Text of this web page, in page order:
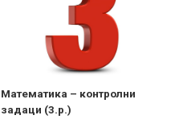
Математика – контролни
задаци (3.р.)